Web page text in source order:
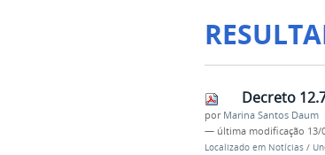
Decreto
por Marina Santos Daum
— última modificação 13/
Localizado em Notícias /